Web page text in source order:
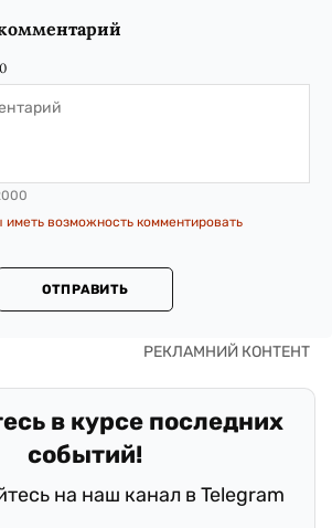
0
иметь возможность комментировать
ОТПРАВИТЬ
в курсе последних
событий!
на наш канал в Telegram